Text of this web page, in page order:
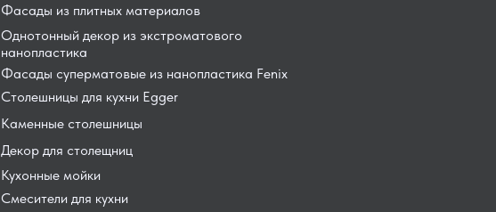
Каменные столешницы
Столешницы для кухни Egger
Декор для столещниц
Фасады из плитных материалов
Однотонный декор из экстроматового
нанопластика
Фасады суперматовые из нанопластика Fenix
Кухонные мойки
Смесители для кухни